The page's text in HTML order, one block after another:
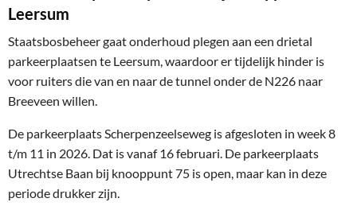
Leersum
Staatsbosbeheer gaat onderhoud plegen aan een drietal
parkeerplaatsen te Leersum, waardoor er tijdelijk hinder is
voor ruiters die van en naar de tunnel onder de N226 naar
Breeveen willen.
De parkeerplaats Scherpenzeelseweg is afgesloten in week 8
t/m 11 in 2026. Dat is vanaf 16 februari. De parkeerplaats
Utrechtse Baan bij knooppunt 75 is open, maar kan in deze
periode drukker zijn.